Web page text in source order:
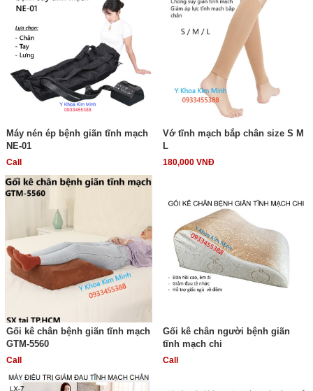
Máy nén ép bệnh giãn tĩnh mạch
NE-01
Call
Vớ tĩnh mạch bắp chân size S M
L
180,000 VNĐ
Gối kê chân bệnh giãn tĩnh mạch
GTM-5560
Call
Gối kê chân người bệnh giãn
tĩnh mạch chi
Call